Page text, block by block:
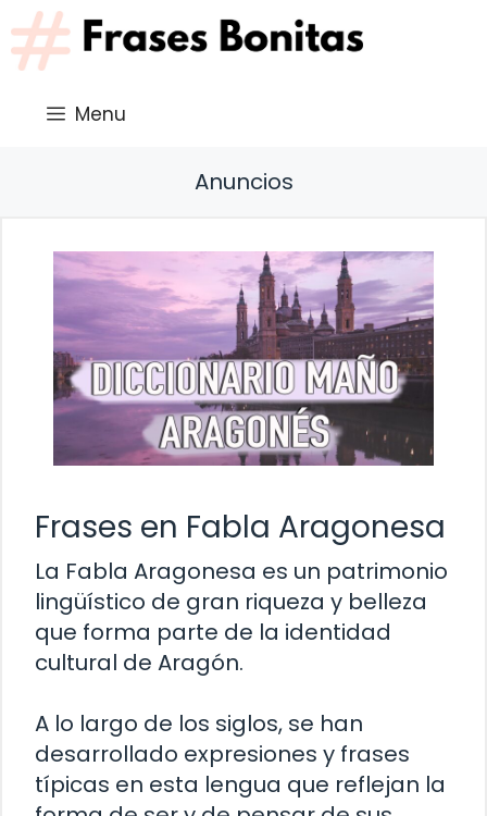
Saltar
al
contenido
Menu
Anuncios
Frases en Fabla Aragonesa
La Fabla Aragonesa es un patrimonio
lingüístico de gran riqueza y belleza
que forma parte de la identidad
cultural de Aragón.
A lo largo de los siglos, se han
desarrollado expresiones y frases
típicas en esta lengua que reflejan la